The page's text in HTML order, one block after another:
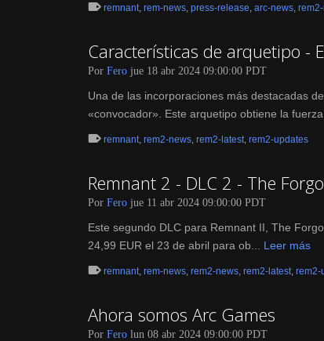
remnant, rem-news, press-release, arc-news,
Características de arquetipo -
Por Fero jue 18 abr 2024 09:00:00 PDT
Una de las incorporaciones más destacadas
«convocador». Este arquetipo obtiene la fuerza
remnant, rem2-news, rem2-latest, rem2-updates
Remnant 2 - DLC 2 - The
Por Fero jue 11 abr 2024 09:00:00 PDT
Este segundo DLC para Remnant II, The
24,99 EUR el 23 de abril para ob... Leer más
remnant, rem-news, rem2-news, rem2-latest, rem2-
Ahora somos Arc Games
Por Fero lun 08 abr 2024 09:00:00 PDT